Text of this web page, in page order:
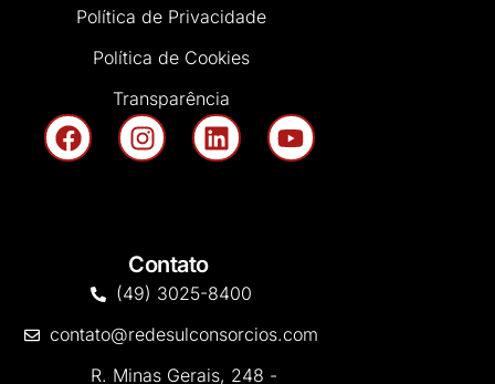
Política de Privacidade
Política de Cookies
Transparência
Contato
(49) 3025-8400
contato@redesulconsorcios.com
R. Minas Gerais, 248 -